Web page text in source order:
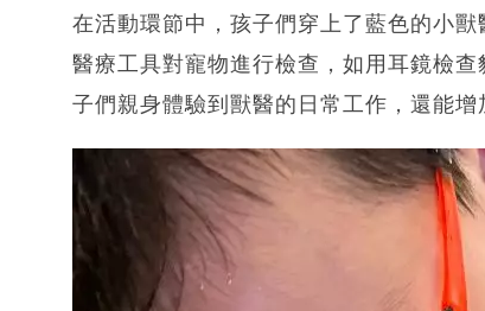
在活動環節中，孩子們穿上了藍色的小
醫療工具對寵物進行檢查，如用耳鏡檢
子們親身體驗到獸醫的日常工作，還能增